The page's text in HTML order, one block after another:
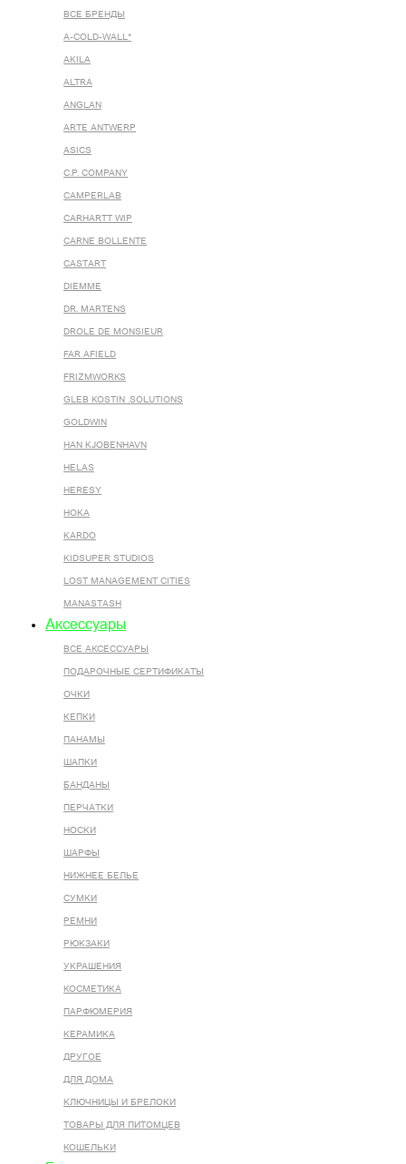
ВСЕ БРЕНДЫ
A-COLD-WALL*
AKILA
ALTRA
ANGLAN
ARTE ANTWERP
ASICS
C.P. COMPANY
CAMPERLAB
CARHARTT WIP
CARNE BOLLENTE
CASTART
DIEMME
DR. MARTENS
DROLE DE MONSIEUR
FAR AFIELD
FRIZMWORKS
GLEB KOSTIN .SOLUTIONS
GOLDWIN
HAN KJOBENHAVN
HELAS
HERESY
HOKA
KARDO
KIDSUPER STUDIOS
LOST MANAGEMENT CITIES
MANASTASH
Аксессуары
ВСЕ AКСЕССУАРЫ
ПОДАРОЧНЫЕ СЕРТИФИКАТЫ
ОЧКИ
КЕПКИ
ПАНАМЫ
ШАПКИ
БАНДАНЫ
ПЕРЧАТКИ
НОСКИ
ШАРФЫ
НИЖНЕЕ БЕЛЬЕ
СУМКИ
РЕМНИ
РЮКЗАКИ
УКРАШЕНИЯ
КОСМЕТИКА
ПАРФЮМЕРИЯ
КЕРАМИКА
ДРУГОЕ
ДЛЯ ДОМА
КЛЮЧНИЦЫ И БРЕЛОКИ
ТОВАРЫ ДЛЯ ПИТОМЦЕВ
КОШЕЛЬКИ